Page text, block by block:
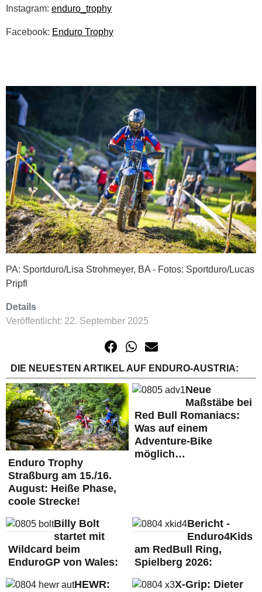
Instagram: enduro_trophy
Facebook: Enduro Trophy
PA: Sportduro/Lisa Strohmeyer, BA - Fotos: Sportduro/Lucas
Pripfl
Details
Veröffentlicht: 22. September 2025
DIE NEUESTEN ARTIKEL AUF ENDURO-AUSTRIA:
Enduro Trophy
Straßburg am 15./16.
August: Heiße Phase,
coole Strecke!
Neue
Maßstäbe bei
Red Bull Romaniacs:
Was auf einem
Adventure-Bike
möglich…
Billy Bolt
startet mit
Wildcard beim
EnduroGP von Wales:
Bericht -
Enduro4Kids
am RedBull Ring,
Spielberg 2026:
HEWR:
X-Grip: Dieter